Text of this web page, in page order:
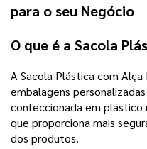
para o seu Negócio
O que é a Sacola
A Sacola Plástica com
embalagens
confeccionada em
que proporciona mais
dos produtos.